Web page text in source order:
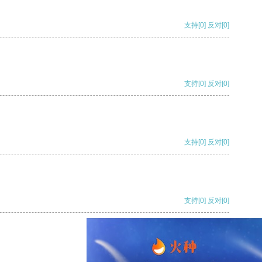
支持[0] 反对[0]
支持[0] 反对[0]
支持[0] 反对[0]
支持[0] 反对[0]